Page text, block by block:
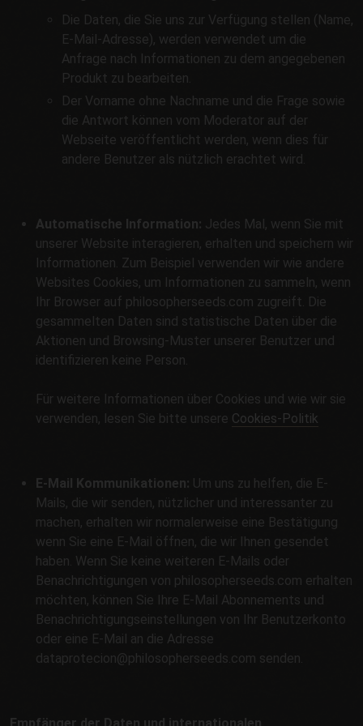
Die Daten, die Sie uns zur Verfügung stellen (Name,
E-Mail-Adresse), werden verwendet um die
Anfrage nach Informationen zu dem angegebenen
Produkt zu bearbeiten.
Der Vorname ohne Nachname und die Frage sowie
die Antwort können vom Moderator auf der
Webseite veröffentlicht werden, wenn dies für
andere Benutzer als nützlich erachtet wird.
Automatische Information: Jedes Mal, wenn Sie mit
unserer Website interagieren, erhalten und speichern wir
Informationen. Zum Beispiel verwenden wir wie andere
Websites Cookies, um Informationen zu sammeln, wenn
Ihr Browser auf philosopherseeds.com zugreift. Die
gesammelten Daten sind statistische Daten über die
Aktionen und Browsing-Muster unserer Benutzer und
identifizieren keine Person.
Für weitere Informationen über Cookies und wie wir sie
verwenden, lesen Sie bitte unsere Cookies-Politik
E-Mail Kommunikationen: Um uns zu helfen, die E-
Mails, die wir senden, nützlicher und interessanter zu
machen, erhalten wir normalerweise eine Bestätigung
wenn Sie eine E-Mail öffnen, die wir Ihnen gesendet
haben. Wenn Sie keine weiteren E-Mails oder
Benachrichtigungen von philosopherseeds.com erhalten
möchten, können Sie Ihre E-Mail Abonnements und
Benachrichtigungseinstellungen von Ihr Benutzerkonto
oder eine E-Mail an die Adresse
dataprotecion@philosopherseeds.com senden.